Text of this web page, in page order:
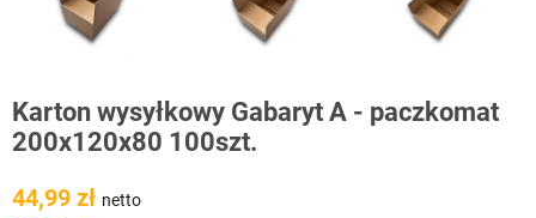
Karton wysyłkowy Gabaryt A - paczkomat
200x120x80 100szt.
44,99 zł netto